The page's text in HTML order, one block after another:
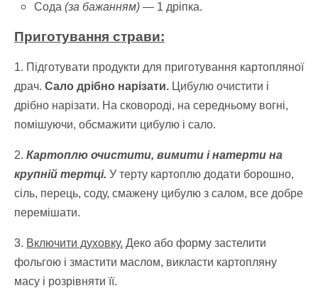
Сода(за бажанням) — 1 дріпка.
Приготування страви:
1. Підготувати продукти для приготування картопляної
драч. Сало дрібно нарізати. Цибулю очистити і
дрібно нарізати. На сковороді, на середньому вогні,
помішуючи, обсмажити цибулю і сало.
2. Картоплю очистити, вимити і натерти на
крупній тертці. У терту картоплю додати борошно,
сіль, перець, соду, смажену цибулю з салом, все добре
перемішати.
3. Включити духовку. Деко або форму застелити
фольгою і змастити маслом, викласти картопляну
масу і розрівняти її.